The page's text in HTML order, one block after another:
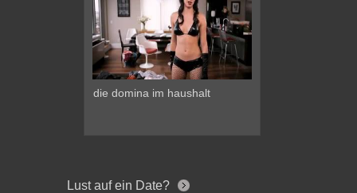
die domina im haushalt
Lust auf ein Date?